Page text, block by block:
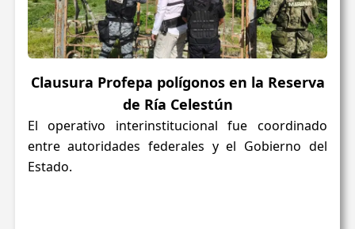
Clausura Profepa polígonos en la Reserva
de Ría Celestún
El operativo interinstitucional fue coordinado
entre autoridades federales y el Gobierno del
Estado.